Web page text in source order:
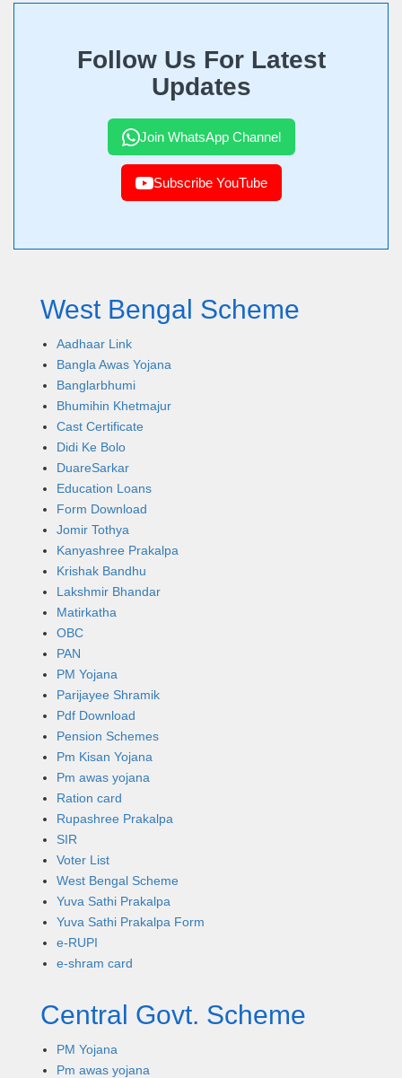
Follow Us For Latest
Updates
Join WhatsApp Channel
Subscribe YouTube
West Bengal Scheme
Aadhaar Link
Bangla Awas Yojana
Banglarbhumi
Bhumihin Khetmajur
Cast Certificate
Didi Ke Bolo
DuareSarkar
Education Loans
Form Download
Jomir Tothya
Kanyashree Prakalpa
Krishak Bandhu
Lakshmir Bhandar
Matirkatha
OBC
PAN
PM Yojana
Parijayee Shramik
Pdf Download
Pension Schemes
Pm Kisan Yojana
Pm awas yojana
Ration card
Rupashree Prakalpa
SIR
Voter List
West Bengal Scheme
Yuva Sathi Prakalpa
Yuva Sathi Prakalpa Form
e-RUPI
e-shram card
Central Govt. Scheme
PM Yojana
Pm awas yojana